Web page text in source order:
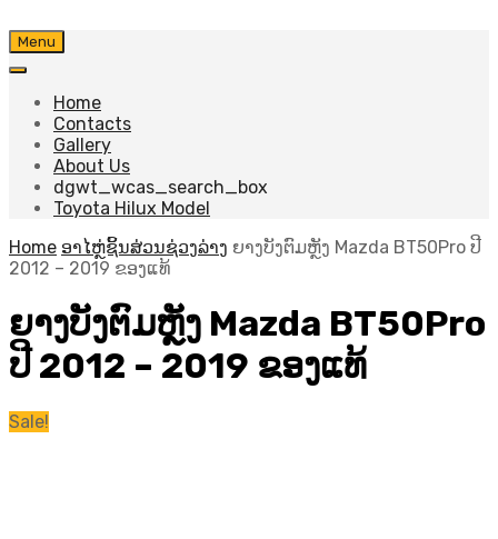
Skip
to
Menu
Home
Contacts
Gallery
About Us
dgwt_wcas_search_box
Toyota Hilux Model
Home ອາໄຫຼ່ຊິ້ນສ່ວນຊ່ວງລ່າງ ຍາງບັງຕົມຫຼັງ Mazda BT50Pro ປີ
2012 – 2019 ຂອງແທ້
ຍາງບັງຕົມຫຼັງ Mazda BT50Pro
ປີ 2012 – 2019 ຂອງແທ້
Sale!